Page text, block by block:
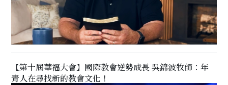
【第十屆華福大會】國際教會逆勢成長 吳錦波牧師：年
青人在尋找新的教會文化！